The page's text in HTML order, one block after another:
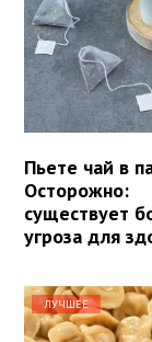
Пьете чай в
Осторожно:
существует
угроза для
ЛУЧШЕЕ